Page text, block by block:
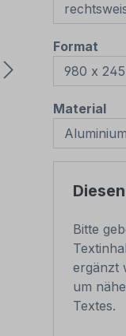
Format
Material
Bitte
ergänzt
um
Textes.